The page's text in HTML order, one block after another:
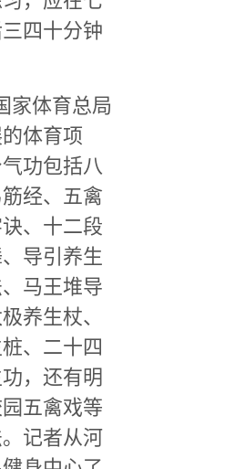
四十分钟
家体育总局
体育项
功包括八
经、五禽
、十二段
导引养生
马王堆导
养生杖、
、二十四
，还有明
五禽戏等
记者从河